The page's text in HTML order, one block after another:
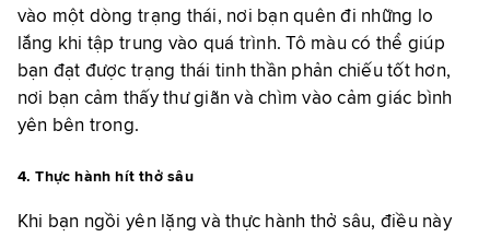
vào một dòng trạng thái, nơi bạn quên đi những lo
lắng khi tập trung vào quá trình. Tô màu có thể giúp
bạn đạt được trạng thái tinh thần phản chiếu tốt hơn,
nơi bạn cảm thấy thư giãn và chìm vào cảm giác bình
yên bên trong.
4. Thực hành hít thở sâu
Khi bạn ngồi yên lặng và thực hành thở sâu, điều này